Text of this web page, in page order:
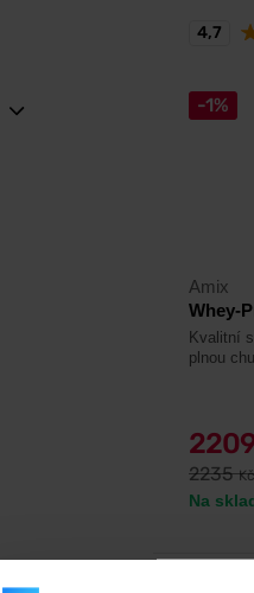
-1%
Amix
Whey-
Kvalitní
plnou
2235Kč
Na
4,7